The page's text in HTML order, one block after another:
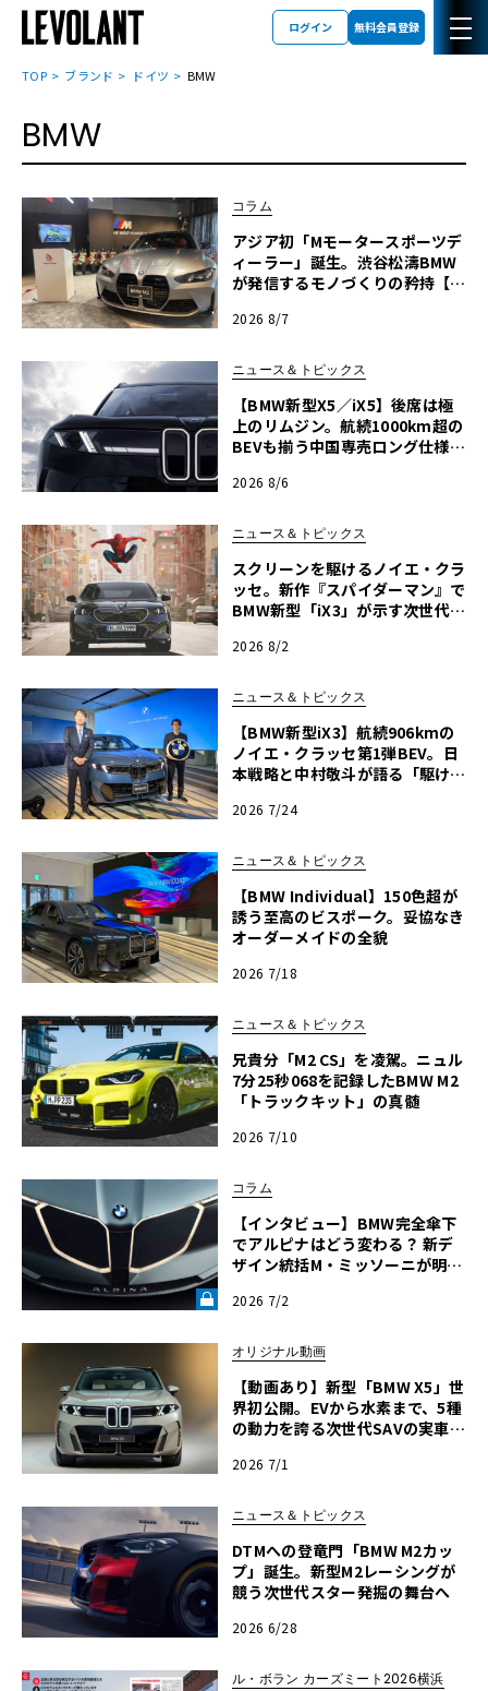
ログイン 無料会員登録
TOP ブランド ドイツ BMW
BMW
コラム
アジア初「Mモータースポーツデ
ィーラー」誕生。渋谷松濤BMW
が発信するモノづくりの矜持【木
2026 8/7
ニュース＆トピックス
【BMW新型X5／iX5】後席は極
上のリムジン。航続1000km超の
BEVも揃う中国専売ロング仕様の
2026 8/6
ニュース＆トピックス
スクリーンを駆けるノイエ・クラ
ッセ。新作『スパイダーマン』で
BMW新型「iX3」が示す次世代の
2026 8/2
ニュース＆トピックス
【BMW新型iX3】航続906kmの
ノイエ・クラッセ第1弾BEV。日
本戦略と中村敬斗が語る「駆けぬ
2026 7/24
ニュース＆トピックス
【BMW Individual】150色超が
誘う至高のビスポーク。妥協なき
オーダーメイドの全貌
2026 7/18
ニュース＆トピックス
兄貴分「M2 CS」を凌駕。ニュル
7分25秒068を記録したBMW M2
「トラックキット」の真髄
2026 7/10
コラム
【インタビュー】BMW完全傘下
でアルピナはどう変わる？ 新デ
ザイン統括M・ミッソーニが明か
真意《LE VOLANT LAB》
2026 7/2
オリジナル動画
【動画あり】新型「BMW X5」世
界初公開。EVから水素まで、5種
の動力を誇る次世代SAVの実車を
2026 7/1
ニュース＆トピックス
DTMへの登竜門「BMW M2カッ
プ」誕生。新型M2レーシングが
競う次世代スター発掘の舞台へ
2026 6/28
ル・ボラン カーズミート2026横浜